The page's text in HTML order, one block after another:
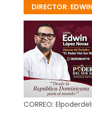
DIRECTOR:
CORREO: